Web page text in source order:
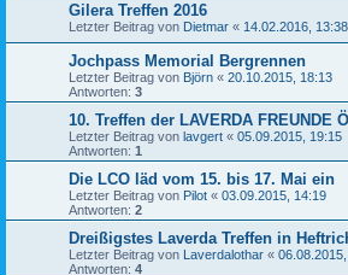
Gilera Treffen 2016
Letzter Beitrag von Dietmar « 14.02.2016, 13:38
Jochpass Memorial Bergrennen
Letzter Beitrag von Björn « 20.10.2015, 18:13
Antworten: 3
10. Treffen der LAVERDA FREUNDE
Letzter Beitrag von lavgert « 05.09.2015, 19:15
Antworten: 1
Die LCO läd vom 15. bis 17. Mai ein
Letzter Beitrag von Pilot « 03.09.2015, 14:19
Antworten: 2
Dreißigstes Laverda Treffen in
Letzter Beitrag von Laverdalothar «
Antworten: 4